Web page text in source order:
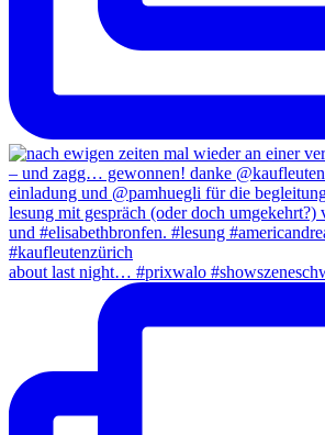
about last night… #prixwalo